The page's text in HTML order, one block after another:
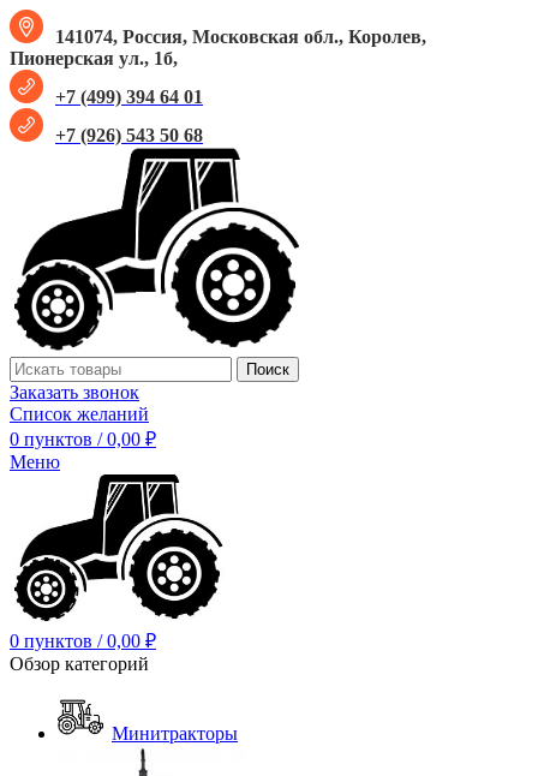
141074, Россия, Московская обл., Королев,
Пионерская ул., 1б,
+7 (499) 394 64 01
+7 (926) 543 50 68
Поиск
Заказать звонок
Список желаний
0 пунктов / 0,00 ₽
Меню
0 пунктов / 0,00 ₽
Обзор категорий
Минитракторы